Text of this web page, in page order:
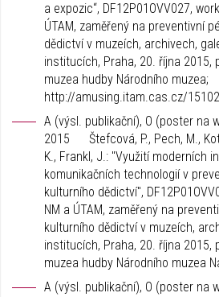
a expozic“, DF12P01OVV027,
ÚTAM, zaměřený na preventivní
dědictví v muzeích, archivech,
institucích, Praha, 20. října 2015,
muzea hudby Národního muzea;
http://amusing.itam.cas.cz/
A (výsl. publikační), O (poster na
2015 Štefcová, P., Pech, M.,
K., Frankl, J.: "Využití moderních
komunikačních technologií v
kulturního dědictví",
NM a ÚTAM, zaměřený na
kulturního dědictví v muzeích,
institucích, Praha, 20. října 2015,
muzea hudby Národního muzea
A (výsl. publikační), O (poster na